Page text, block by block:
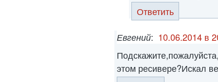
Ответить
Евгений: 10.06.2014 в
этом ресивере?Искал